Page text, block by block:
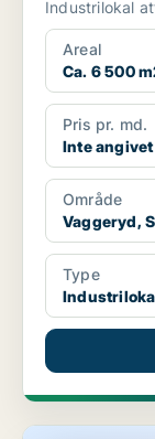
Industrilokal
Areal
Ca. 6 500
Pris pr. md.
Inte angivet
Område
Vaggeryd,
Type